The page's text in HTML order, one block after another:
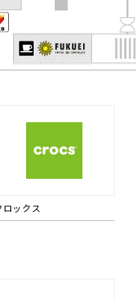
ロックス